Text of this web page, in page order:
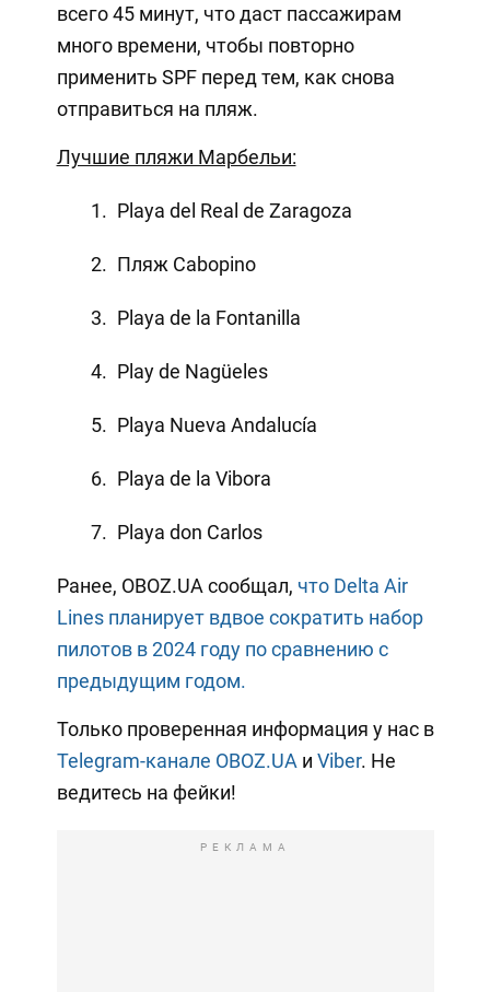
всего 45 минут, что даст пассажирам
много времени, чтобы повторно
применить SPF перед тем, как снова
отправиться на пляж.
Лучшие пляжи Марбельи:
Playa del Real de Zaragoza
Пляж Cabopino
Playa de la Fontanilla
Play de Nagüeles
Playa Nueva Andalucía
Playa de la Vibora
Playa don Carlos
Ранее, OBOZ.UA сообщал, что Delta Air
Lines планирует вдвое сократить набор
пилотов в 2024 году по сравнению с
предыдущим годом.
Только проверенная информация у нас в
Telegram-канале OBOZ.UA и Viber. Не
ведитесь на фейки!
РЕКЛАМА